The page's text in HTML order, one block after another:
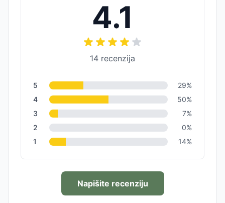
4.1
14 recenzija
5 29%
4
50%
3
7%
2
0%
1
14%
Napišite recenziju